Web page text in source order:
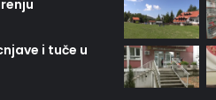
i tuče u